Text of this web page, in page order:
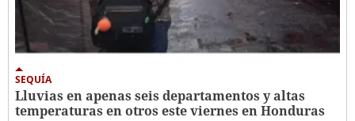
SEQUÍA
Lluvias en apenas seis departamentos y altas
temperaturas en otros este viernes en Honduras